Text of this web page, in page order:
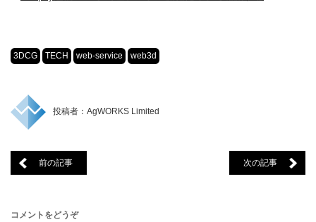
3DCG TECH web-service web3d
投稿者：AgWORKS Limited
前の記事 次の記事
コメントをどうぞ